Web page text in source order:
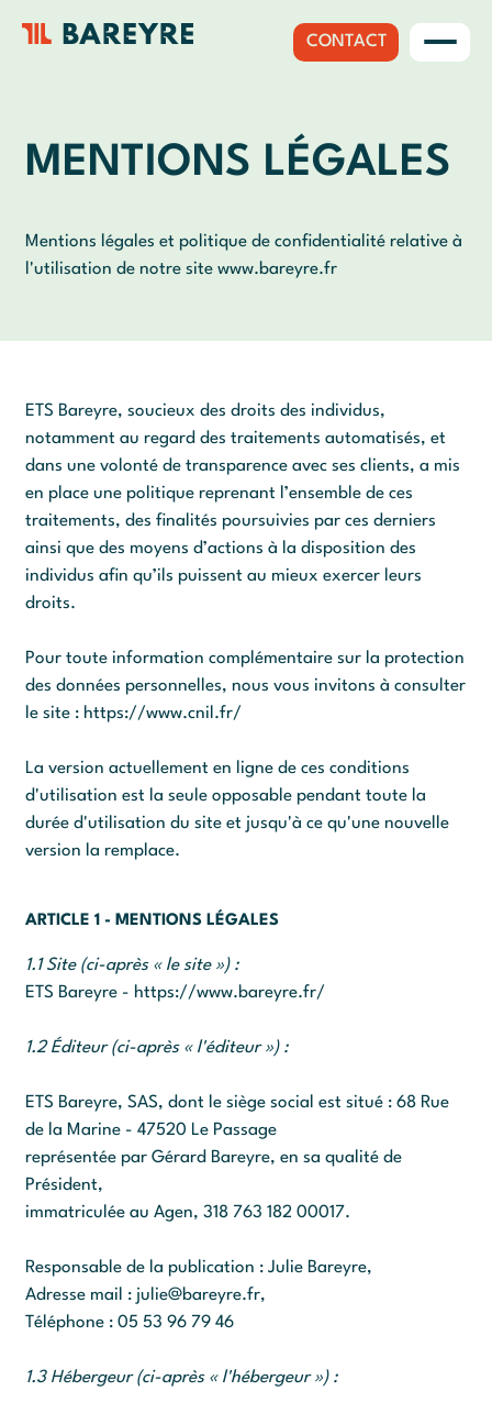
CONTACT
MENTIONS LÉGALES
Mentions légales et politique de confidentialité relative à
l'utilisation de notre site www.bareyre.fr
ETS Bareyre, soucieux des droits des individus,
notamment au regard des traitements automatisés, et
dans une volonté de transparence avec ses clients, a mis
en place une politique reprenant l’ensemble de ces
traitements, des finalités poursuivies par ces derniers
ainsi que des moyens d’actions à la disposition des
individus afin qu’ils puissent au mieux exercer leurs
droits.
Pour toute information complémentaire sur la protection
des données personnelles, nous vous invitons à consulter
le site : https://www.cnil.fr/
La version actuellement en ligne de ces conditions
d'utilisation est la seule opposable pendant toute la
durée d'utilisation du site et jusqu'à ce qu'une nouvelle
version la remplace.
ARTICLE 1 - MENTIONS LÉGALES
1.1 Site (ci-après « le site ») :
ETS Bareyre - https://www.bareyre.fr/
1.2 Éditeur (ci-après « l'éditeur ») :
ETS Bareyre, SAS, dont le siège social est situé : 68 Rue
de la Marine - 47520 Le Passage
représentée par Gérard Bareyre, en sa qualité de
Président,
immatriculée au Agen, 318 763 182 00017.
Responsable de la publication : Julie Bareyre,
Adresse mail : julie@bareyre.fr,
Téléphone : 05 53 96 79 46
1.3 Hébergeur (ci-après « l'hébergeur ») :